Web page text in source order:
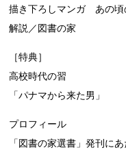
描き下ろしマンガ あの頃
解説／図書の家
［特典］
高校時代の習
「パナマから来た男」
プロフィール
「図書の家選書」発刊に